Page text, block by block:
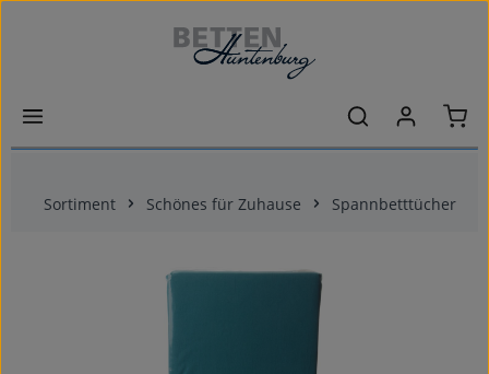
Zum Hauptinhalt springen
Sortiment Schönes für Zuhause Spannbetttücher
Bildergalerie überspringen